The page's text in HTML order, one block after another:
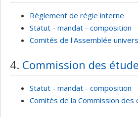
Règlement de régie interne
Statut - mandat - composition
Comités de l'Assemblée
4. Commission des
Statut - mandat - composition
Comités de la Commission des